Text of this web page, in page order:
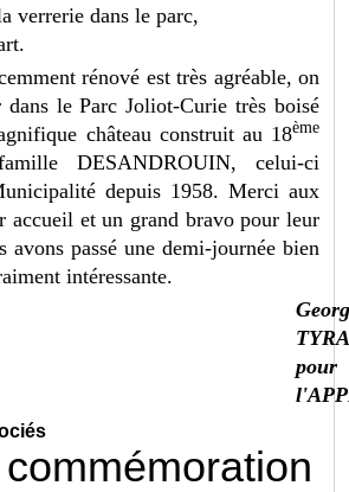
verrerie dans le parc,
rénové est très agréable, on
dans le Parc Joliot-Curie très boisé
château construit au 18ème
DESANDROUIN, celui-ci
depuis 1958. Merci aux
accueil et un grand bravo pour leur
avons passé une demi-journée bien
intéressante.
pour
commémoration